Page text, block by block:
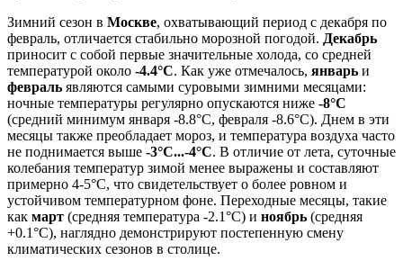
Зимний сезон в Москве, охватывающий период с декабря по
февраль, отличается стабильно морозной погодой. Декабрь
приносит с собой первые значительные холода, со средней
температурой около -4.4°C. Как уже отмечалось, январь и
февраль являются самыми суровыми зимними месяцами:
ночные температуры регулярно опускаются ниже -8°C
(средний минимум января -8.8°C, февраля -8.6°C). Днем в эти
месяцы также преобладает мороз, и температура воздуха часто
не поднимается выше -3°C...-4°C. В отличие от лета, суточные
колебания температур зимой менее выражены и составляют
примерно 4-5°C, что свидетельствует о более ровном и
устойчивом температурном фоне. Переходные месяцы, такие
как март (средняя температура -2.1°C) и ноябрь (средняя
+0.1°C), наглядно демонстрируют постепенную смену
климатических сезонов в столице.